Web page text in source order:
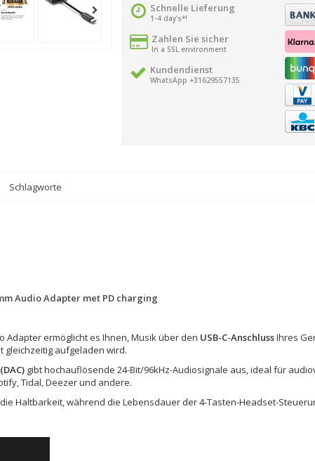
Schnelle Lieferung
1-4 day's*!
Zahlen Sie sicher
In a SSL environment
Kundendienst
WhatsApp +31629557135
Schlagworte
Audio Adapter met PD charging
Adapter ermöglicht es Ihnen, Musik über den USB-C-AnschlussIhres
aufgeladen wird.
(DAC)gibt hochauflösende 24-Bit/96kHz-Audiosignale aus, ideal für
Tidal, Deezer und andere.
Haltbarkeit, während die Lebensdauer der 4-Tasten-Headset-